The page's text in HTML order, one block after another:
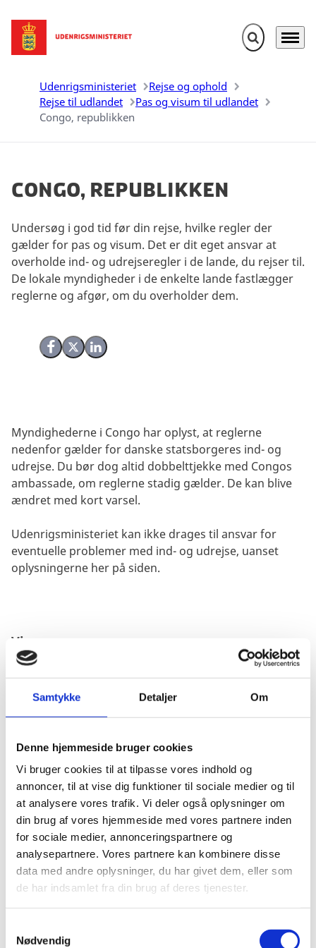
Samtykke Detaljer Om
Denne hjemmeside bruger cookies
Vi bruger cookies til at tilpasse vores indhold og
annoncer, til at vise dig funktioner til sociale medier og til
at analysere vores trafik. Vi deler også oplysninger om
din brug af vores hjemmeside med vores partnere inden
for sociale medier, annonceringspartnere og
analysepartnere. Vores partnere kan kombinere disse
data med andre oplysninger, du har givet dem, eller som
de har indsamlet fra din brug af deres tjenester.
Nødvendig
Gå til forsiden Fold søgefelt
Menu
Udenrigsministeriet
Rejse og ophold
Rejse til udlandet
Pas og visum til udlandet
Congo, republikken
Congo, republikken
Del på Facebook
Del på X (Twitter)
Del på LinkedIn
Undersøg i god tid før din rejse, hvilke regler der
gælder for pas og visum. Det er dit eget ansvar at
overholde ind- og udrejseregler i de lande, du rejser til.
De lokale myndigheder i de enkelte lande fastlægger
reglerne og afgør, om du overholder dem.
Myndighederne i Congo har oplyst, at reglerne
nedenfor gælder for danske statsborgeres ind- og
udrejse. Du bør dog altid dobbelttjekke med Congos
ambassade, om reglerne stadig gælder. De kan blive
ændret med kort varsel.
Udenrigsministeriet kan ikke drages til ansvar for
eventuelle problemer med ind- og udrejse, uanset
oplysningerne her på siden.
Visum
Visumpligt. Visum kan søges via Congo-Brazzavilles
ambassade i Frankrig.
Pas
Pas skal være gyldigt i mindst 6 måneder ved
indrejse.
Passet må ikke være beskadiget.
Danske nødpas (provisoriske pas): ingen
information. Du anbefales i stedet at kontakte
landets ambassade i Frankrig.
Danske forlænget pas: ingen information. Du
anbefales i stedet at kontakte landets ambassade i
Frankrig.